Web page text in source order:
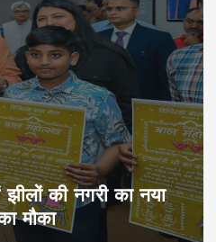
झीलों की नगरी का नया
मौका